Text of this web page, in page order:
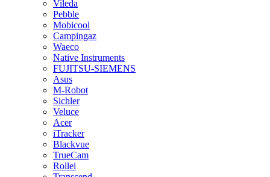
Vileda
Pebble
Mobicool
Campingaz
Waeco
Native Instruments
FUJITSU-SIEMENS
Asus
M-Robot
Sichler
Veluce
Acer
iTracker
Blackvue
TrueCam
Rollei